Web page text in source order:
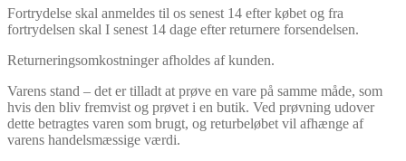
Fortrydelse skal anmeldes til os senest 14 efter købet og fra
fortrydelsen skal I senest 14 dage efter returnere forsendelsen.
Returneringsomkostninger afholdes af kunden.
Varens stand – det er tilladt at prøve en vare på samme måde, som
hvis den bliv fremvist og prøvet i en butik. Ved prøvning udover
dette betragtes varen som brugt, og returbeløbet vil afhænge af
varens handelsmæssige værdi.